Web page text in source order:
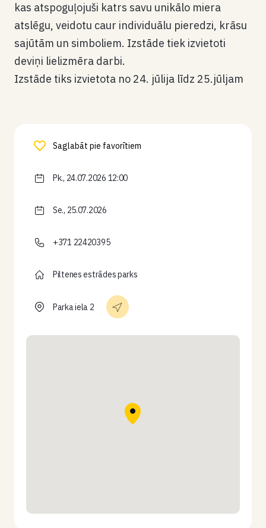
kas atspoguļojuši katrs savu unikālo miera
atslēgu, veidotu caur individuālu pieredzi, krāsu
sajūtām un simboliem. Izstāde tiek izvietoti
deviņi lielizmēra darbi.
Izstāde tiks izvietota no 24. jūlija līdz 25.jūljam
Saglabāt pie favorītiem
Pk., 24.07.2026 12:00
Se., 25.07.2026
+371 22420395
Piltenes estrādes parks
Parka iela 2